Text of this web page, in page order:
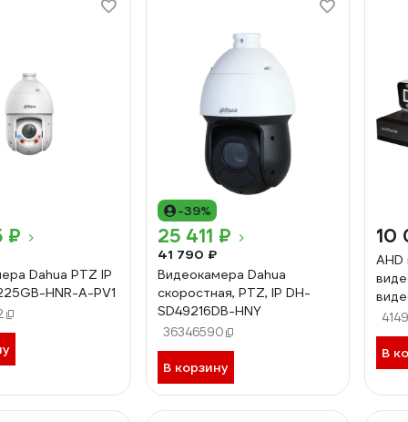
₽
Dahua PTZ IP
HNR-A-PV1
-39%
25 411 ₽
41 790 ₽
Видеокамера Dahua
скоростная, PTZ, IP DH-
SD49216DB-HNY
36346590
В корзину
10
AHD
4
В